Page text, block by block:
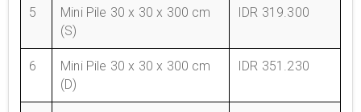
5
Mini Pile 30 x 30 x 300 cm
(S)
IDR 319.300
6
Mini Pile 30 x 30 x 300 cm
(D)
IDR 351.230